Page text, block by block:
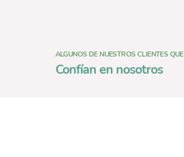
ALGUNOS DE NUESTROS CLIENTES QUE
Confían en nosotros